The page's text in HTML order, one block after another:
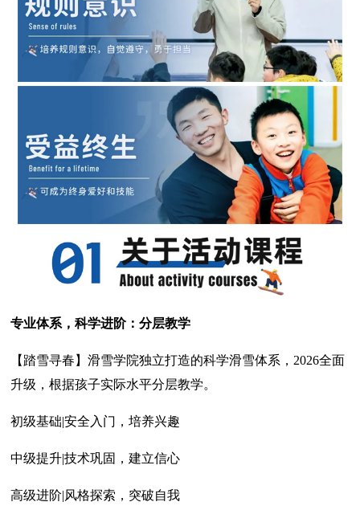
专业体系，科学进阶：分层教学
【踏雪寻春】滑雪学院独立打造的科学滑雪体系，2026全面
升级，根据孩子实际水平分层教学。
初级基础|安全入门，培养兴趣
中级提升|技术巩固，建立信心
高级进阶|风格探索，突破自我